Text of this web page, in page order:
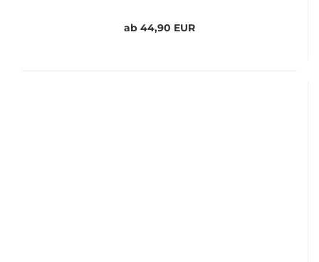
ab 44,90 EUR